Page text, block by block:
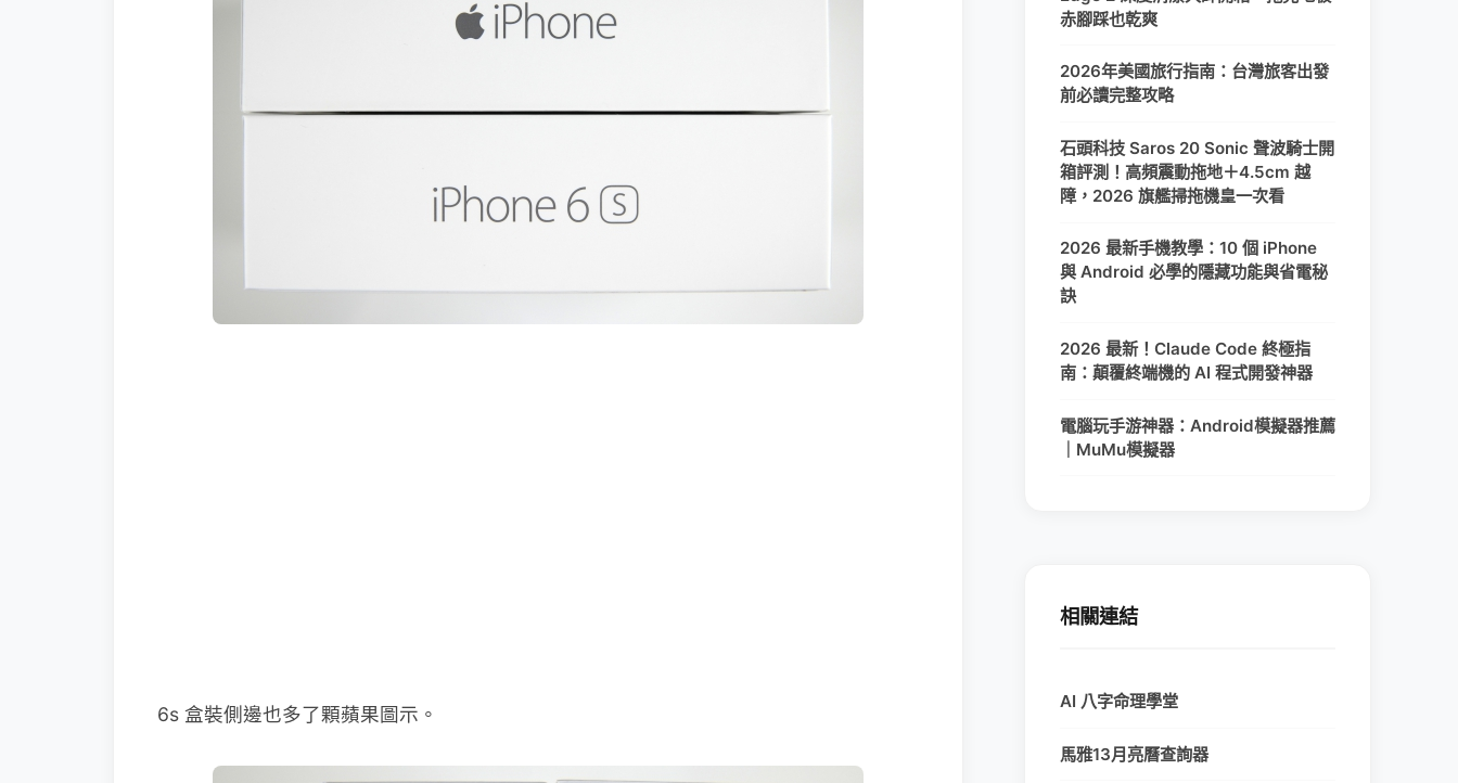
6s 盒裝側邊也多了顆蘋果圖示。
赤腳踩也乾爽
2026年美國旅行指南：台灣旅客出發
前必讀完整攻略
石頭科技 Saros 20 Sonic 聲波騎士開
箱評測！高頻震動拖地＋4.5cm 越
障，2026 旗艦掃拖機皇一次看
2026 最新手機教學：10 個 iPhone
與 Android 必學的隱藏功能與省電秘
訣
2026 最新！Claude Code 終極指
南：顛覆終端機的 AI 程式開發神器
電腦玩手游神器：Android模擬器推薦
｜MuMu模擬器
相關連結
AI 八字命理學堂
馬雅13月亮曆查詢器